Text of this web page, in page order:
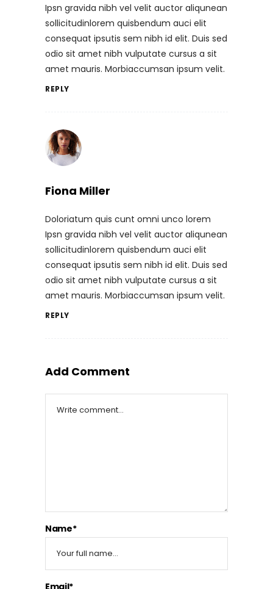
Ipsn gravida nibh vel velit auctor aliqunean
sollicitudinlorem quisbendum auci elit
consequat ipsutis sem nibh id elit. Duis sed
odio sit amet nibh vulputate cursus a sit
amet mauris. Morbiaccumsan ipsum velit.
REPLY
Fiona Miller
Doloriatum quis cunt omni unco lorem
Ipsn gravida nibh vel velit auctor aliqunean
sollicitudinlorem quisbendum auci elit
consequat ipsutis sem nibh id elit. Duis sed
odio sit amet nibh vulputate cursus a sit
amet mauris. Morbiaccumsan ipsum velit.
REPLY
Add Comment
Name*
Email*